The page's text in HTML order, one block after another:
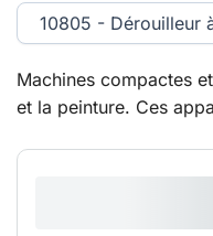
Machines compactes
et la peinture. Ces
compresseur
10805 - Dérouilleur